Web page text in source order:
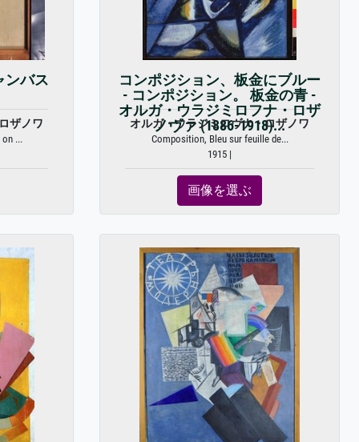
ンバス
ザノワ
...
コンポジション、板金にブルー
- コンポジション。 板金の青 -
オルガ・ウラジミロフナ・ロザ
ノヴァ (1886-1918)...
オルガ・ウラジミロヴナ・ロザノワ
Composition, Bleu sur feuille de...
1915 |
画像を選ぶ